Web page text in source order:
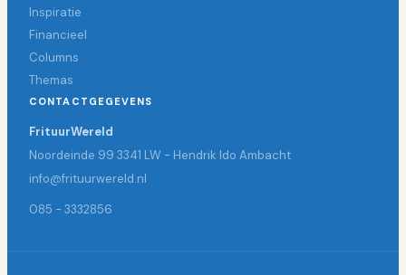
Inspiratie
Financieel
Columns
Themas
CONTACTGEGEVENS
FrituurWereld
Noordeinde 99 3341 LW - Hendrik Ido Ambacht
info@frituurwereld.nl
085 - 3332856